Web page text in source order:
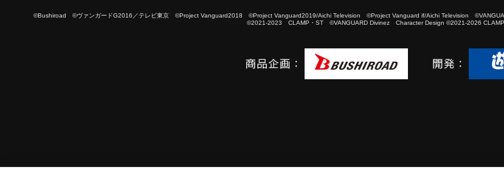
©Bushiroad ©ヴァンガードG2016／テレビ東京 ©Project Vanguard2018 ©Project Vanguard2019/Aichi Television ©Project Vanguard if/Aichi Television
©2021-2023 CLAMP・ST ©VANGUARD Divinez Character Design ©2021-2026